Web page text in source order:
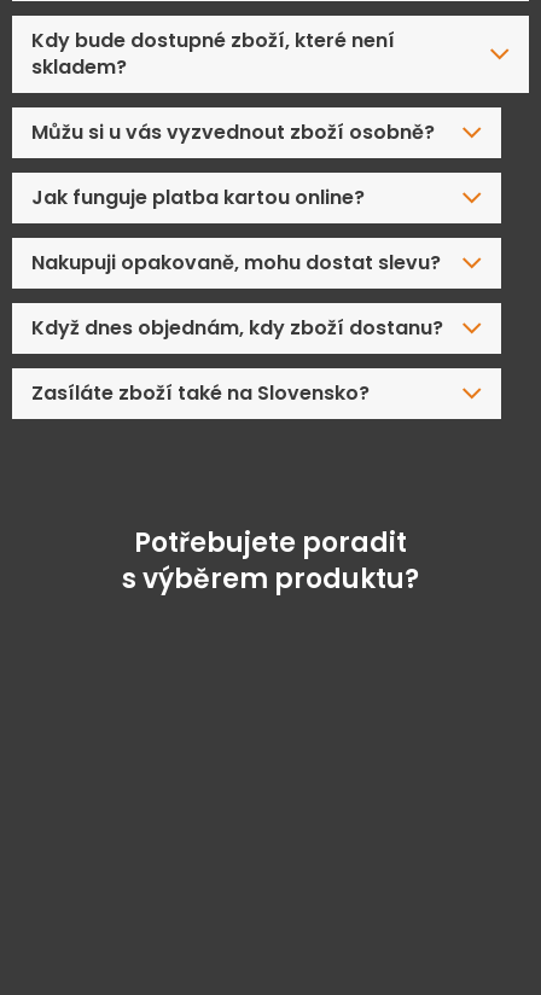
Kdy bude dostupné zboží, které není
skladem?
Můžu si u vás vyzvednout zboží osobně?
Jak funguje platba kartou online?
Nakupuji opakovaně, mohu dostat slevu?
Když dnes objednám, kdy zboží dostanu?
Zasíláte zboží také na Slovensko?
Potřebujete poradit
s výběrem produktu?